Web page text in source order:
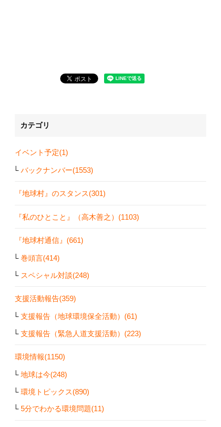
カテゴリ
イベント予定(1)
バックナンバー(1553)
『地球村』のスタンス(301)
『私のひとこと』（高木善之）(1103)
『地球村通信』(661)
巻頭言(414)
スペシャル対談(248)
支援活動報告(359)
支援報告（地球環境保全活動）(61)
支援報告（緊急人道支援活動）(223)
環境情報(1150)
地球は今(248)
環境トピックス(890)
5分でわかる環境問題(11)